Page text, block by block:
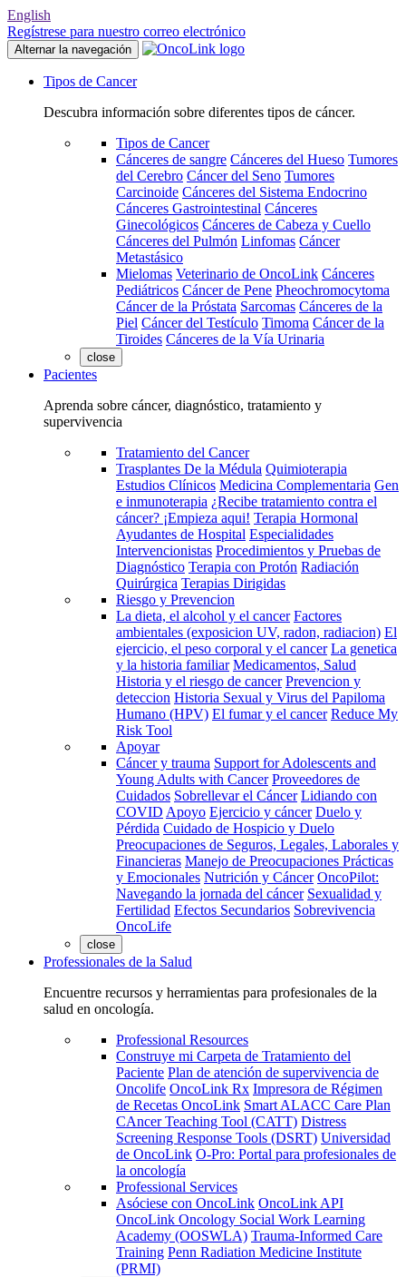
English
Regístrese para nuestro correo electrónico
Alternar la navegación
Tipos de Cancer
Descubra información sobre diferentes tipos de cáncer.
Tipos de Cancer
Cánceres de sangre Cánceres del Hueso Tumores
del Cerebro Cáncer del Seno Tumores
Carcinoide Cánceres del Sistema Endocrino
Cánceres Gastrointestinal Cánceres
Ginecológicos Cánceres de Cabeza y Cuello
Cánceres del Pulmón Linfomas Cáncer
Metastásico
Mielomas Veterinario de OncoLink Cánceres
Pediátricos Cáncer de Pene Pheochromocytoma
Cáncer de la Próstata Sarcomas Cánceres de la
Piel Cáncer del Testículo Timoma Cáncer de la
Tiroides Cánceres de la Vía Urinaria
close
Pacientes
Aprenda sobre cáncer, diagnóstico, tratamiento y
supervivencia
Tratamiento del Cancer
Trasplantes De la Médula Quimioterapia
Estudios Clínicos Medicina Complementaria Gen
e inmunoterapia ¿Recibe tratamiento contra el
cáncer? ¡Empieza aqui! Terapia Hormonal
Ayudantes de Hospital Especialidades
Intervencionistas Procedimientos y Pruebas de
Diagnóstico Terapia con Protón Radiación
Quirúrgica Terapias Dirigidas
Riesgo y Prevencion
La dieta, el alcohol y el cancer Factores
ambientales (exposicion UV, radon, radiacion) El
ejercicio, el peso corporal y el cancer La genetica
y la historia familiar Medicamentos, Salud
Historia y el riesgo de cancer Prevencion y
deteccion Historia Sexual y Virus del Papiloma
Humano (HPV) El fumar y el cancer Reduce My
Risk Tool
Apoyar
Cáncer y trauma Support for Adolescents and
Young Adults with Cancer Proveedores de
Cuidados Sobrellevar el Cáncer Lidiando con
COVID Apoyo Ejercicio y cáncer Duelo y
Pérdida Cuidado de Hospicio y Duelo
Preocupaciones de Seguros, Legales, Laborales y
Financieras Manejo de Preocupaciones Prácticas
y Emocionales Nutrición y Cáncer OncoPilot:
Navegando la jornada del cáncer Sexualidad y
Fertilidad Efectos Secundarios Sobrevivencia
OncoLife
close
Professionales de la Salud
Encuentre recursos y herramientas para profesionales de la
salud en oncología.
Professional Resources
Construye mi Carpeta de Tratamiento del
Paciente Plan de atención de supervivencia de
Oncolife OncoLink Rx Impresora de Régimen
de Recetas OncoLink Smart ALACC Care Plan
CAncer Teaching Tool (CATT) Distress
Screening Response Tools (DSRT) Universidad
de OncoLink O-Pro: Portal para profesionales de
la oncología
Professional Services
Asóciese con OncoLink OncoLink API
OncoLink Oncology Social Work Learning
Academy (OOSWLA) Trauma-Informed Care
Training Penn Radiation Medicine Institute
(PRMI)